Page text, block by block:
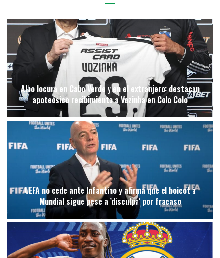
Albo locura en Cabo Verde y en el extranjero: destacan
apoteósico recibimiento a Vozinha en Colo Colo
UEFA no cede ante Infantino y afirma que el boicot a
Mundial sigue pese a ’disculpa’ por fracaso